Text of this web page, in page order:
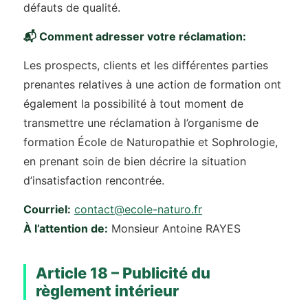
défauts de qualité.
📬 Comment adresser votre réclamation:
Les prospects, clients et les différentes parties
prenantes relatives à une action de formation ont
également la possibilité à tout moment de
transmettre une réclamation à l’organisme de
formation École de Naturopathie et Sophrologie,
en prenant soin de bien décrire la situation
d’insatisfaction rencontrée.
Courriel: contact@ecole-naturo.fr
À l’attention de: Monsieur Antoine RAYES
Article 18 – Publicité du
règlement intérieur